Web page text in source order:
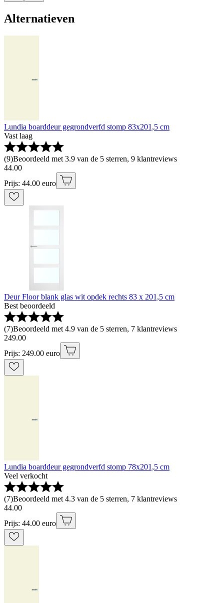
Alternatieven
Lundia boarddeur gegrondverfd stomp 83x201,5 cm
Vast laag
(9)Beoordeeld met 3.9 van de 5 sterren, 9 klantreviews
44.00
Prijs: 44.00 euro
Deur Floor blank glas wit opdek rechts 83 x 201,5 cm
Best beoordeeld
(7)Beoordeeld met 4.9 van de 5 sterren, 7 klantreviews
249.00
Prijs: 249.00 euro
Lundia boarddeur gegrondverfd stomp 78x201,5 cm
Veel verkocht
(7)Beoordeeld met 4.3 van de 5 sterren, 7 klantreviews
44.00
Prijs: 44.00 euro